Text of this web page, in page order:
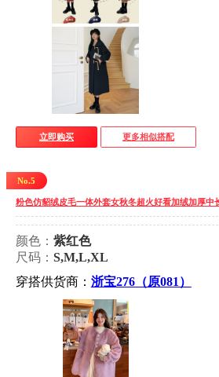
立即购买 更多相似搭配
No.5
粉色仿貂绒皮毛一体外套女秋冬超火好看加绒加厚中
颜色： 紫红色
尺码： S,M,L,XL
穿搭供货商： 浙宝276（原081）